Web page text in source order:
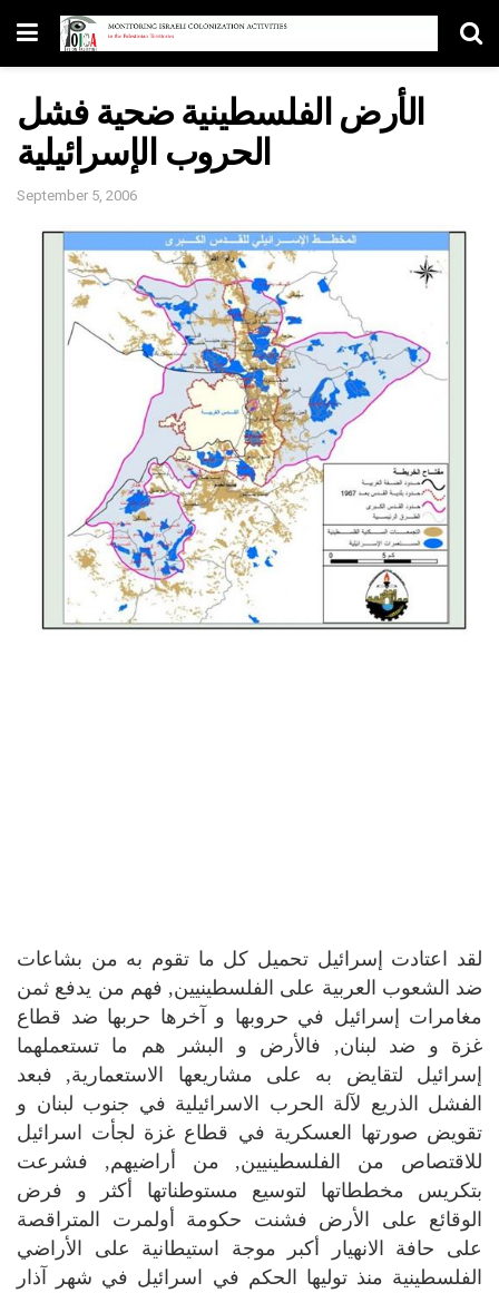
الأرض الفلسطينية ضحية فشل
الحروب الإسرائيلية
September 5, 2006
لقد اعتادت إسرائيل تحميل كل ما تقوم به من بشاعات
ضد الشعوب العربية على الفلسطينيين, فهم من يدفع ثمن
مغامرات إسرائيل في حروبها و آخرها حربها ضد قطاع
غزة و ضد لبنان, فالأرض و البشر هم ما تستعملهما
إسرائيل لتقايض به على مشاريعها الاستعمارية, فبعد
الفشل الذريع لآلة الحرب الاسرائيلية في جنوب لبنان و
تقويض صورتها العسكرية في قطاع غزة لجأت اسرائيل
للاقتصاص من الفلسطينيين, من أراضيهم, فشرعت
بتكريس مخططاتها لتوسيع مستوطناتها أكثر و فرض
الوقائع على الأرض فشنت حكومة أولمرت المتراقصة
على حافة الانهيار أكبر موجة استيطانية على الأراضي
الفلسطينية منذ توليها الحكم في اسرائيل في شهر آذار